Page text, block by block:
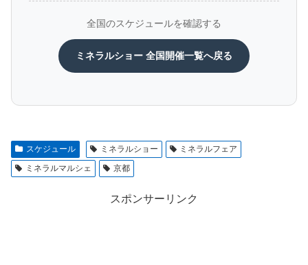
全国のスケジュールを確認する
ミネラルショー 全国開催一覧へ戻る
スケジュール ミネラルショー
ミネラルフェア
ミネラルマルシェ
京都
スポンサーリンク